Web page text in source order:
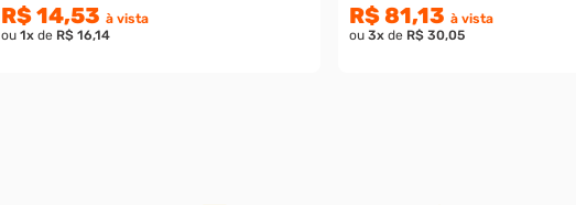
R$ 14,53 à vista
ou 1xde R$ 16,14
R$ 81,13 à vista
ou 3xde R$ 30,05